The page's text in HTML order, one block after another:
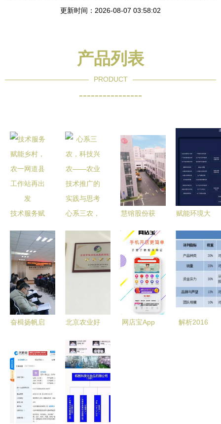
更新时间：2026-08-07 03:58:02
产品列表
PRODUCT
----------------
技术服务赋
一网道县工
作站再出发
心系三农，
——农业技
术推广的实
践与思考
慧镕股份获
质 IT生命
周期管理引
领循环经
济“智”造绿
色未来
赋能环境大
如何以智慧
数据
点‘绿’成金
奋楫扬帆启
江省杂粮产
业技术协同
创新推广体
系启动会在
农大召开
北京农业好
梓婷佳苑垂
钓园 创新
技术推广服
务引领休闲
渔业新发展
网店宝App
解析2016